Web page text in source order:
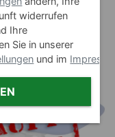
widerrufen
Ihre
Sie in unserer
und im